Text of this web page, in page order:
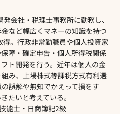
会社・税理士事務所に勤務し、
など幅広くマネーの知識を持つ
。行政非常勤職員や個人投資家
障・確定申告・個人所得税関係
ト開発を行う。近年は個人の金
み、上場株式等課税方式有利選
誤解や無知でかえって損をす
たいと考えている。
能士・日商簿記2級